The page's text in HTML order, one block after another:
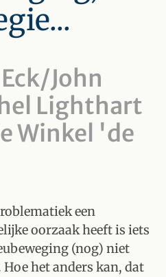
John
Lighthart
Winkel 'de
een
oorzaak heeft is iets
(nog) niet
het anders kan, dat